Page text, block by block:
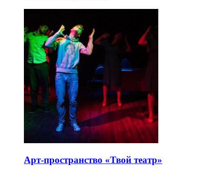
Арт-пространство «Твой театр»